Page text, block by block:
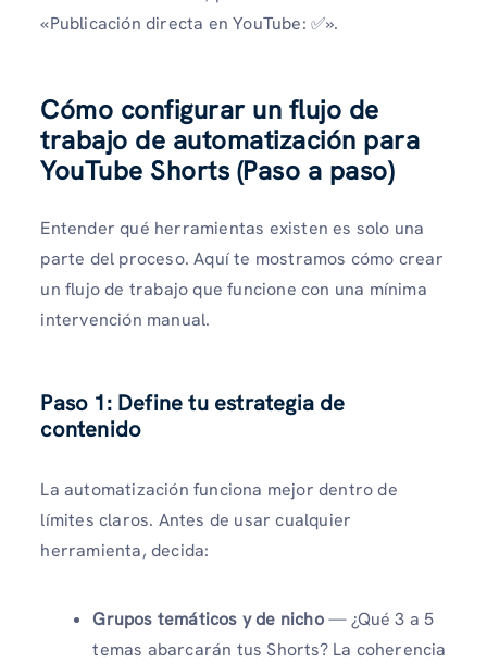
«Publicación directa en YouTube: ✅».
Cómo configurar un flujo de
trabajo de automatización para
YouTube Shorts (Paso a paso)
Entender qué herramientas existen es solo una
parte del proceso. Aquí te mostramos cómo crear
un flujo de trabajo que funcione con una mínima
intervención manual.
Paso 1: Define tu estrategia de
contenido
La automatización funciona mejor dentro de
límites claros. Antes de usar cualquier
herramienta, decida:
Grupos temáticos y de nicho— ¿Qué 3 a 5
temas abarcarán tus Shorts? La coherencia